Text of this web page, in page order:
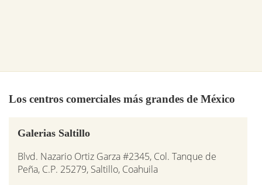
Los centros comerciales más grandes de México
Galerias Saltillo
Blvd. Nazario Ortiz Garza #2345, Col. Tanque de
Peña, C.P. 25279, Saltillo, Coahuila